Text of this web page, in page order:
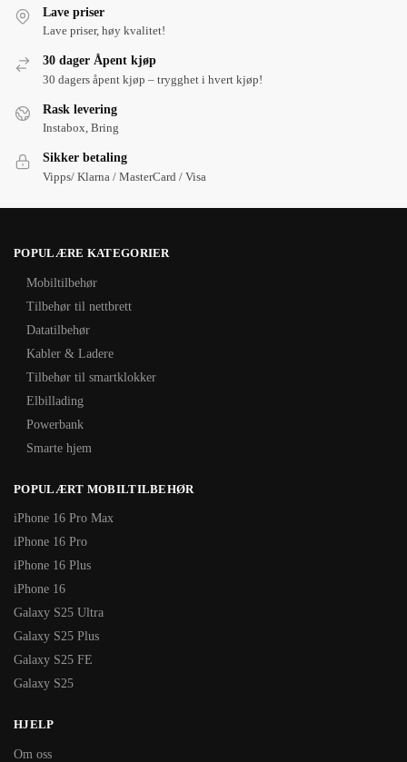
Lave priser
Lave priser, høy kvalitet!
30 dager Åpent kjøp
30 dagers åpent kjøp – trygghet i hvert kjøp!
Rask levering
Instabox, Bring
Sikker betaling
Vipps/ Klarna / MasterCard / Visa
POPULÆRE KATEGORIER
Mobiltilbehør
Tilbehør til nettbrett
Datatilbehør
Kabler & Ladere
Tilbehør til smartklokker
Elbillading
Powerbank
Smarte hjem
POPULÆRT MOBILTILBEHØR
iPhone 16 Pro Max
iPhone 16 Pro
iPhone 16 Plus
iPhone 16
Galaxy S25 Ultra
Galaxy S25 Plus
Galaxy S25 FE
Galaxy S25
HJELP
Om oss